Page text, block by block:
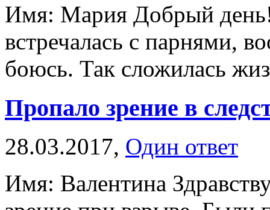
Имя: Мария Добрый
встречалась с парнями,
боюсь. Так сложилась
Пропало зрение в
28.03.2017, Один ответ
Имя: Валентина